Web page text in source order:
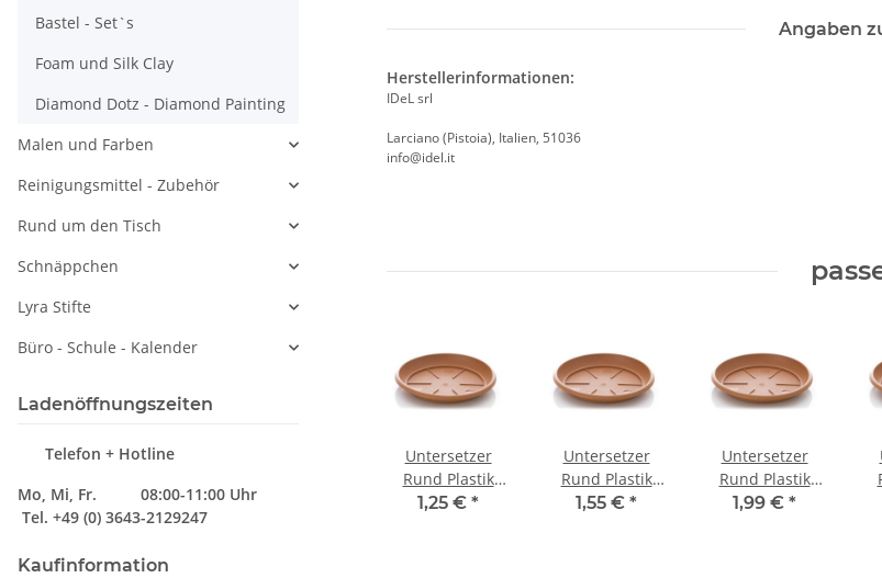
Angaben
Herstellerinformationen:
IDeL srl
Larciano (Pistoia), Italien, 51036
info@idel.it
Untersetzer
Rund Plastik
Siena terra,
1,25 € *
Untersetzer
Rund Plastik
Siena terra,
1,55 € *
Untersetzer
Rund Plastik
Siena terra,
1,99 € *
Bastel - Set`s
Foam und Silk Clay
Diamond Dotz - Diamond Painting
Malen und Farben
Reinigungsmittel - Zubehör
Rund um den Tisch
Schnäppchen
Lyra Stifte
Büro - Schule - Kalender
Ladenöffnungszeiten
Telefon + Hotline
Mo, Mi, Fr. 08:00-11:00 Uhr
Tel. +49 (0) 3643-2129247
Kaufinformation